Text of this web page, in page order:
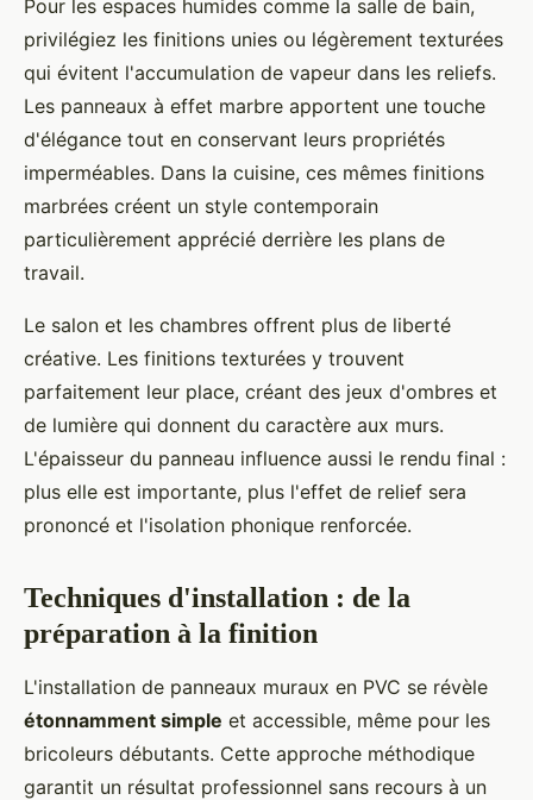
Pour les espaces humides comme la salle de bain,
privilégiez les finitions unies ou légèrement texturées
qui évitent l'accumulation de vapeur dans les reliefs.
Les panneaux à effet marbre apportent une touche
d'élégance tout en conservant leurs propriétés
imperméables. Dans la cuisine, ces mêmes finitions
marbrées créent un style contemporain
particulièrement apprécié derrière les plans de
travail.
Le salon et les chambres offrent plus de liberté
créative. Les finitions texturées y trouvent
parfaitement leur place, créant des jeux d'ombres et
de lumière qui donnent du caractère aux murs.
L'épaisseur du panneau influence aussi le rendu final :
plus elle est importante, plus l'effet de relief sera
prononcé et l'isolation phonique renforcée.
Techniques d'installation : de la
préparation à la finition
L'installation de panneaux muraux en PVC se révèle
étonnamment simple et accessible, même pour les
bricoleurs débutants. Cette approche méthodique
garantit un résultat professionnel sans recours à un